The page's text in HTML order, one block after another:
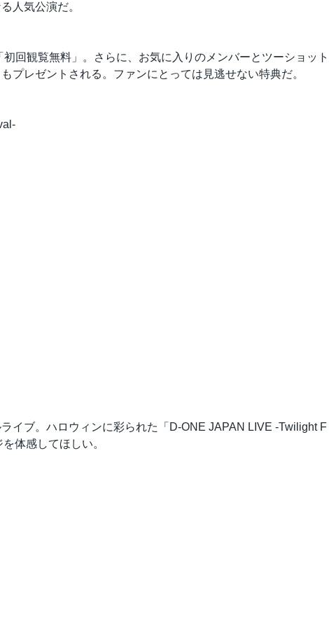
人気公演だ。
回観覧無料」。さらに、お気に入りのメンバーとツーショット
プレゼントされる。ファンにとっては見逃せない特典だ。
イブ。ハロウィンに彩られた「D-ONE JAPAN LIVE -Twilight F
体感してほしい。